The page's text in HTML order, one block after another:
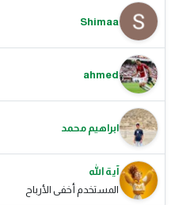
Shimaa
ahmed
ابراهيم محمد
آية الله
المستخدم أخفى الأرباح